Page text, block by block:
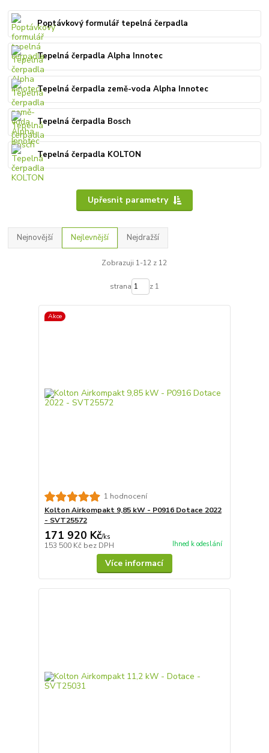
Poptávkový formulář tepelná čerpadla
Tepelná čerpadla Alpha Innotec
Tepelná čerpadla země-voda Alpha Innotec
Tepelná čerpadla Bosch
Tepelná čerpadla KOLTON
Upřesnit parametry
Nejnovější Nejlevnější Nejdražší
Zobrazuji 1-12 z 12
strana z 1
Akce
1 hodnocení
Kolton Airkompakt 9,85 kW - P0916 Dotace 2022
- SVT25572
171 920 Kč/ks
153 500 Kč bez DPH Ihned k odeslání
Více informací